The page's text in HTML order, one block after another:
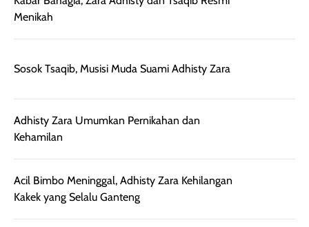
Adhisty Zara Kasih Kode Hamil Lewat Foto Ini?
Menikah
Sosok Tsaqib, Musisi Muda Suami Adhisty Zara
Adhisty Zara Umumkan Pernikahan dan
Kehamilan
Acil Bimbo Meninggal, Adhisty Zara Kehilangan